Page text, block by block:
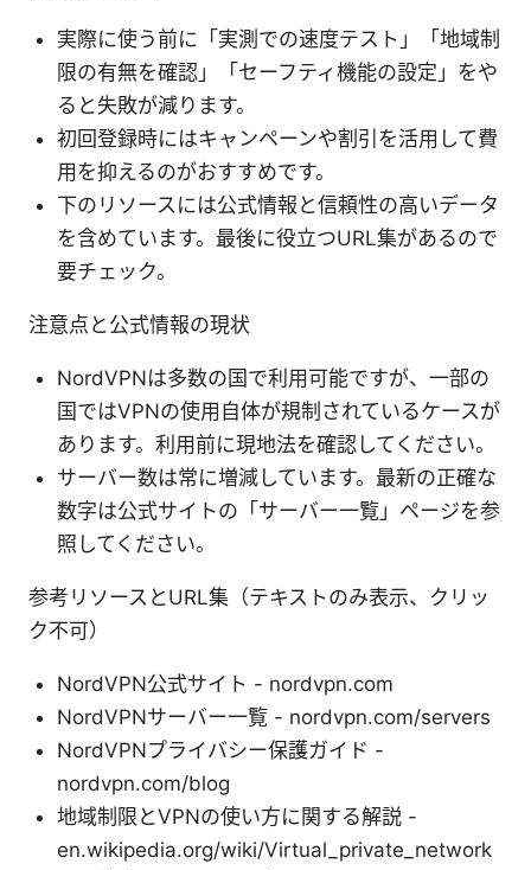
実際に使う前に「実測での速度テスト」「地域制
限の有無を確認」「セーフティ機能の設定」をや
ると失敗が減ります。
初回登録時にはキャンペーンや割引を活用して費
用を抑えるのがおすすめです。
下のリソースには公式情報と信頼性の高いデータ
を含めています。最後に役立つURL集があるので
要チェック。
注意点と公式情報の現状
NordVPNは多数の国で利用可能ですが、一部の
国ではVPNの使用自体が規制されているケースが
あります。利用前に現地法を確認してください。
サーバー数は常に増減しています。最新の正確な
数字は公式サイトの「サーバー一覧」ページを参
照してください。
参考リソースとURL集（テキストのみ表示、クリッ
ク不可）
NordVPN公式サイト - nordvpn.com
NordVPNサーバー一覧 - nordvpn.com/servers
NordVPNプライバシー保護ガイド -
nordvpn.com/blog
地域制限とVPNの使い方に関する解説 -
en.wikipedia.org/wiki/Virtual_private_network